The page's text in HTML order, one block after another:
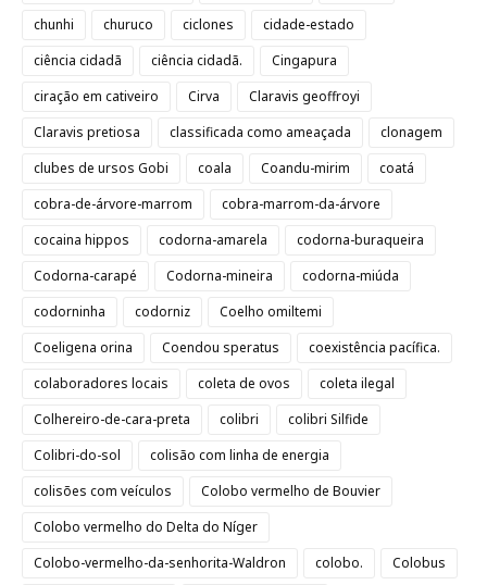
chunhi
churuco ciclones
cidade-estado
ciência cidadã
ciência cidadã.
Cingapura
ciração em cativeiro
Cirva
Claravis geoffroyi
Claravis pretiosa
classificada como ameaçada
clonagem
clubes de ursos Gobi
coala Coandu-mirim
coatá
cobra-de-árvore-marrom
cobra-marrom-da-árvore
cocaina hippos
codorna-amarela
codorna-buraqueira
Codorna-carapé
Codorna-mineira
codorna-miúda
codorninha
codorniz
Coelho omiltemi
Coeligena orina
Coendou speratus
coexistência pacífica.
colaboradores locais
coleta de ovos
coleta ilegal
Colhereiro-de-cara-preta
colibri
colibri Silfide
Colibri-do-sol
colisão com linha de energia
colisões com veículos
Colobo vermelho de Bouvier
Colobo vermelho do Delta do Níger
Colobo-vermelho-da-senhorita-Waldron
colobo.
Colobus